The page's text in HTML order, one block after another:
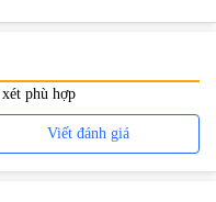
phù hợp
Viết đánh giá